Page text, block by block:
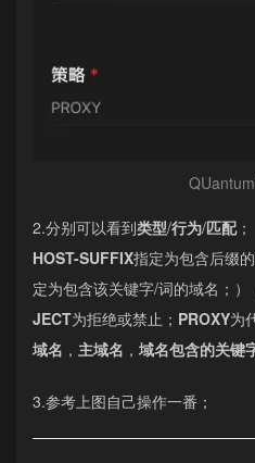
2.分别可以看到类型/行为/匹配；
HOST-SUFFIX指定为包含后缀的
定为包含该关键字/词的域名；）
JECT为拒绝或禁止； PROXY为
域名 ， 主域名 ， 域名包含的关键
3.参考上图自己操作一番；